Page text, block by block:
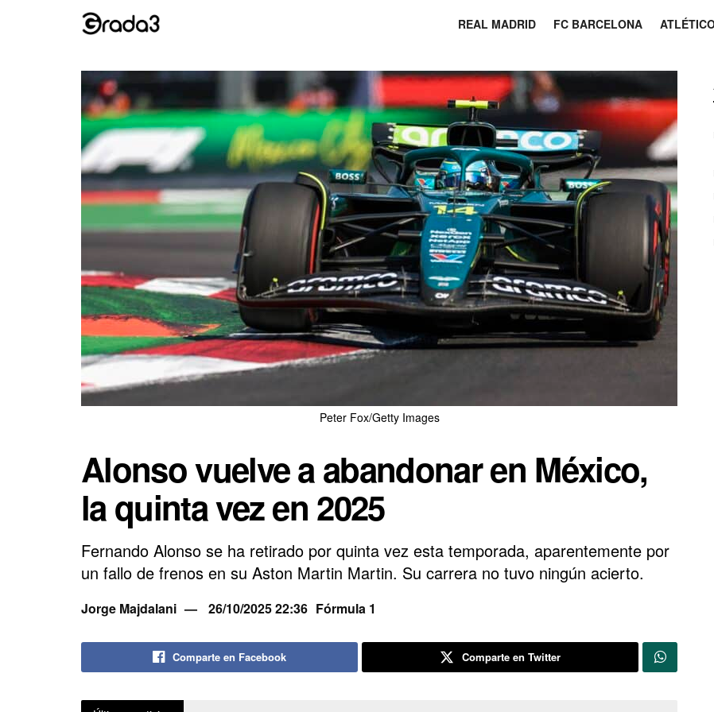
REAL MADRID FC BARCELONA
Peter Fox/Getty Images
Alonso vuelve a abandonar en México,
la quinta vez en 2025
Fernando Alonso se ha retirado por quinta vez esta temporada, aparentemente por
un fallo de frenos en su Aston Martin Martin. Su carrera no tuvo ningún acierto.
Jorge Majdalani 26/10/2025 22:36 Fórmula 1
Comparte en Facebook Comparte en Twitter